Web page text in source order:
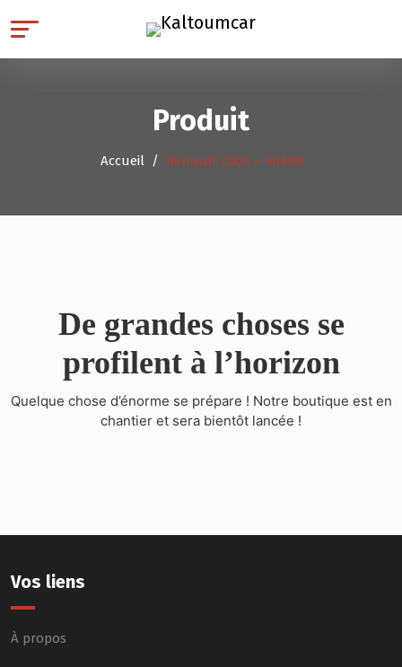
Produit
Accueil Renault Clio5 – 46408
De grandes choses se
profilent à l’horizon
Quelque chose d’énorme se prépare ! Notre boutique est en
chantier et sera bientôt lancée !
Vos liens
À propos